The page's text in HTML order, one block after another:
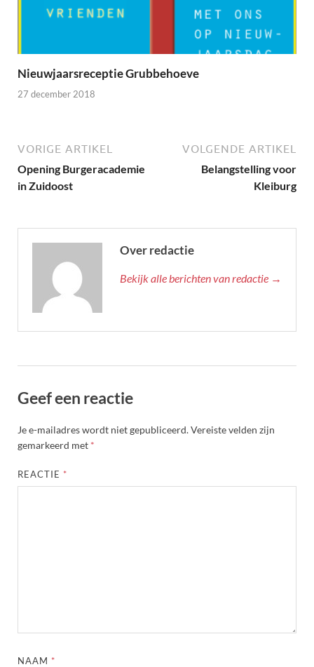
Nieuwjaarsreceptie Grubbehoeve
27 december 2018
VORIGE ARTIKEL
Opening Burgeracademie
in Zuidoost
VOLGENDE ARTIKEL
Belangstelling voor
Kleiburg
Over redactie
Bekijk alle berichten van redactie →
Geef een reactie
Je e-mailadres wordt niet gepubliceerd.Vereiste velden zijn
gemarkeerd met *
REACTIE *
NAAM *